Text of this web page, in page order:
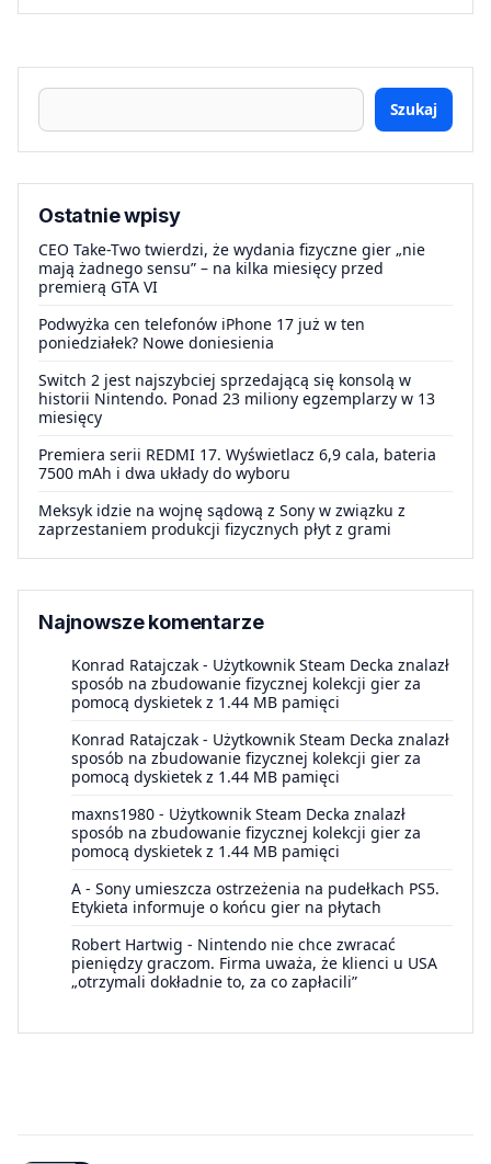
Szukaj
Ostatnie wpisy
CEO Take-Two twierdzi, że wydania fizyczne gier „nie
mają żadnego sensu” – na kilka miesięcy przed
premierą GTA VI
Podwyżka cen telefonów iPhone 17 już w ten
poniedziałek? Nowe doniesienia
Switch 2 jest najszybciej sprzedającą się konsolą w
historii Nintendo. Ponad 23 miliony egzemplarzy w 13
miesięcy
Premiera serii REDMI 17. Wyświetlacz 6,9 cala, bateria
7500 mAh i dwa układy do wyboru
Meksyk idzie na wojnę sądową z Sony w związku z
zaprzestaniem produkcji fizycznych płyt z grami
Najnowsze komentarze
Konrad Ratajczak - Użytkownik Steam Decka znalazł
sposób na zbudowanie fizycznej kolekcji gier za
pomocą dyskietek z 1.44 MB pamięci
Konrad Ratajczak - Użytkownik Steam Decka znalazł
sposób na zbudowanie fizycznej kolekcji gier za
pomocą dyskietek z 1.44 MB pamięci
maxns1980 - Użytkownik Steam Decka znalazł
sposób na zbudowanie fizycznej kolekcji gier za
pomocą dyskietek z 1.44 MB pamięci
A - Sony umieszcza ostrzeżenia na pudełkach PS5.
Etykieta informuje o końcu gier na płytach
Robert Hartwig - Nintendo nie chce zwracać
pieniędzy graczom. Firma uważa, że klienci u USA
„otrzymali dokładnie to, za co zapłacili”